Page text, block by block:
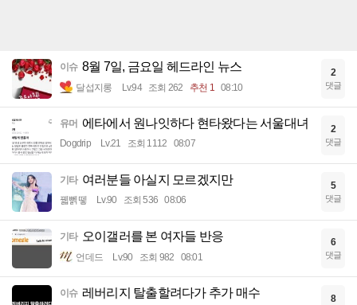
이슈 8월 7일, 금요일 헤드라인 뉴스
달섭지롱 Lv.94 조회 262 추천 1 08:10
2
댓글
유머 에타에서 원나잇하다 현타왔다는 서울대녀
Dogdrip Lv.21 조회 1112 08:07
2
댓글
기타 여러분들 아실지 모르겠지만
꿻뻵뗗 Lv.90 조회 536 08:06
5
댓글
기타 오이갤러를 본 여자들 반응
언데드 Lv.90 조회 982 08:01
6
댓글
이슈 레버리지 탈출할려다가 추가 매수 8